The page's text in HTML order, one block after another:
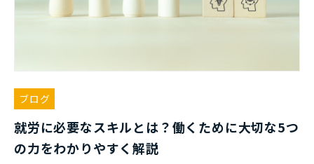
ブログ
就労に必要なスキルとは？働くために大切な5つ
の力をわかりやすく解説